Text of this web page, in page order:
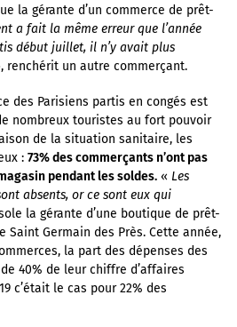
la gérante d’un commerce de prêt-
a fait la même erreur que l’année
début juillet, il n’y avait plus
renchérit un autre commerçant.
des Parisiens partis en congés est
nombreux touristes au fort pouvoir
de la situation sanitaire, les
: 73% des commerçants n’ont pas
pendant les soldes. « Les
absents, or ce sont eux qui
la gérante d’une boutique de prêt-
Saint Germain des Près. Cette année,
la part des dépenses des
40% de leur chiffre d’affaires
c’était le cas pour 22% des